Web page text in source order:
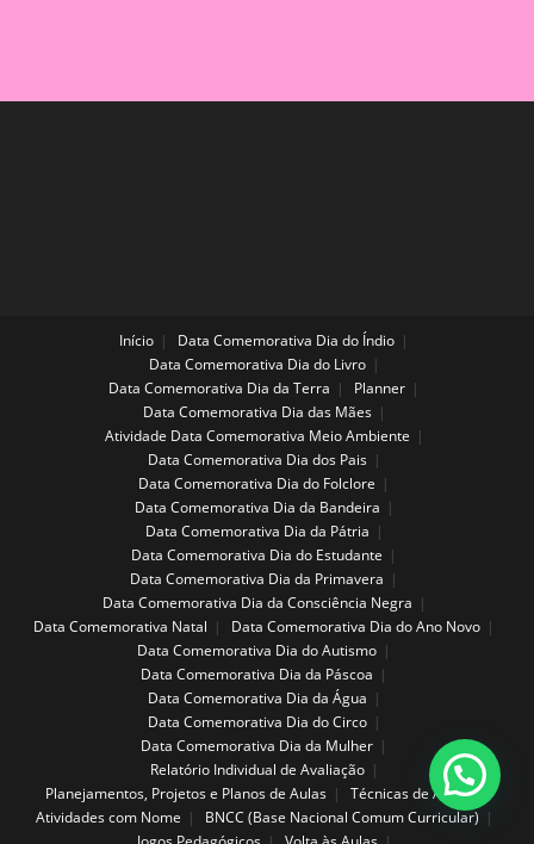
Aprendizado
Início
Data Comemorativa Dia do Índio
Data Comemorativa Dia do Livro
Data Comemorativa Dia da Terra
Planner
Data Comemorativa Dia das Mães
Atividade Data Comemorativa Meio Ambiente
Data Comemorativa Dia dos Pais
Data Comemorativa Dia do Folclore
Data Comemorativa Dia da Bandeira
Data Comemorativa Dia da Pátria
Data Comemorativa Dia do Estudante
Data Comemorativa Dia da Primavera
Data Comemorativa Dia da Consciência Negra
Data Comemorativa Natal
Data Comemorativa Dia do Ano Novo
Data Comemorativa Dia do Autismo
Data Comemorativa Dia da Páscoa
Data Comemorativa Dia da Água
Data Comemorativa Dia do Circo
Data Comemorativa Dia da Mulher
Relatório Individual de Avaliação
Planejamentos, Projetos e Planos de Aulas
Técnicas de Artes
Atividades com Nome
BNCC (Base Nacional Comum Curricular)